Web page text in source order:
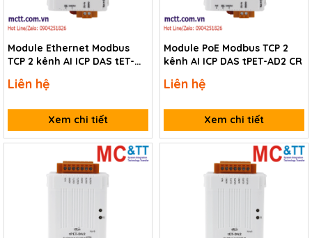
Module Ethernet Modbus
TCP 2 kênh AI ICP DAS tET-
Liên hệ
Xem chi tiết
Module PoE Modbus TCP 2
kênh AI ICP DAS tPET-AD2 CR
Liên hệ
Xem chi tiết